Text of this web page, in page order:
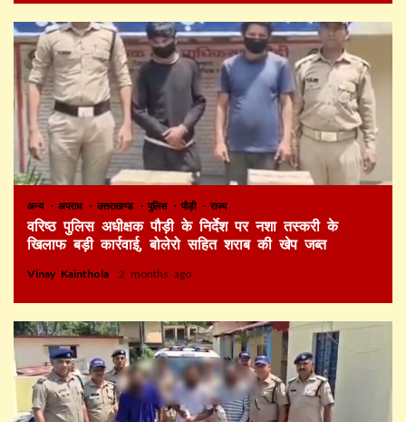
अन्य अपराध उत्तराखण्ड पुलिस पौड़ी राज्य
वरिष्ठ पुलिस अधीक्षक पौड़ी के निर्देश पर नशा तस्करी के
खिलाफ बड़ी कार्रवाई, बोलेरो सहित शराब की खेप जब्त
Vinay Kainthola 2 months ago